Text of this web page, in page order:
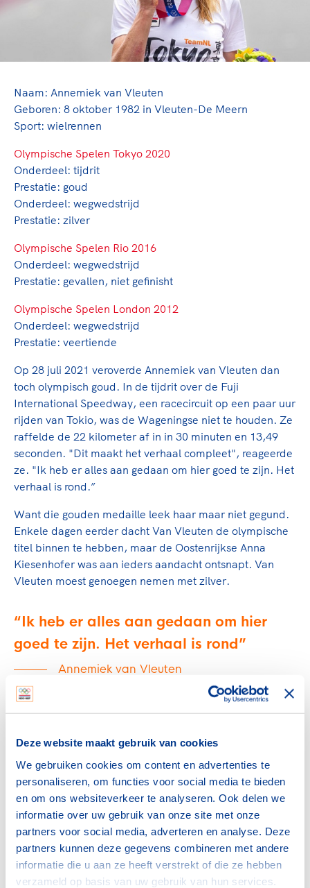
Deze website maakt gebruik van cookies
We gebruiken cookies om content en advertenties te
personaliseren, om functies voor social media te bieden
en om ons websiteverkeer te analyseren. Ook delen we
informatie over uw gebruik van onze site met onze
partners voor social media, adverteren en analyse. Deze
partners kunnen deze gegevens combineren met andere
informatie die u aan ze heeft verstrekt of die ze hebben
verzameld op basis van uw gebruik van hun services.
Game Changer
TeamNL kids
Nieuwspagina
Columns
Sport gaat niet vanzelf
Sport verenigt. Op sportclubs, pleintjes, tijdens
een rondje fietsen, door samen te skaten of naar
de sportschool te gaan. Door samen te juichen
voor Sifan Hassan, Rico Verhoeven, Diede de
Groot en het Nederlands Elftal. Of met trots te
genieten van de karatewedstrijd van je dochter,
de halve marathon van je moeder of de
hockeywedstrijd van je buurjongen.
Lees verder
Veilige en integere sport
Diversiteit en inclusie
Gezonde sportomgeving
Bekwaam sportkader
Vitale clubs en bestuurlijk kader
Sportmatch
Clubacties
Handboek Wet- en Regelgeving
Opleidingen en trainingen
High5 Stappenplan
Ruimte voor sport
Clubondersteuning
Beroepskrachten
Samen voor een veilige
sportomgeving
Voor welk gedrag staat de club? Wat mag wel
langs de lijn, in de kleedkamer, kantine en online?
En wat mag vooral niet? Een gedragscode geeft
hier richting aan en is dus een belangrijk
ongewenst gedrag.
Lees verder
TeamNL Academie Kalender
Kennisaanbod TeamNL Experts
Olympische Spelen LA28
Europese Spelen Istanbul 2027
Topsportbeleid
Maatschappelijke waarde topsport
Top teamsportcompetities
De TeamNL Academie
ontwikkelprogramma voor de volgende functies
binnen TeamNL programma's: experts, coaches,
bestuurders, (technisch) directeuren, managers en
toekomstig kader.
Lees verder
Naam: Annemiek van Vleuten
Geboren: 8 oktober 1982 in Vleuten-De Meern
Sport: wielrennen
Olympische Spelen Tokyo 2020
Onderdeel: tijdrit
Prestatie: goud
Onderdeel: wegwedstrijd
Prestatie: zilver
Olympische Spelen Rio 2016
Onderdeel: wegwedstrijd
Prestatie: gevallen, niet gefinisht
Olympische Spelen London 2012
Onderdeel: wegwedstrijd
Prestatie: veertiende
Op 28 juli 2021 veroverde Annemiek van Vleuten dan
toch olympisch goud. In de tijdrit over de Fuji
International Speedway, een racecircuit op een paar uur
rijden van Tokio, was de Wageningse niet te houden. Ze
raffelde de 22 kilometer af in in 30 minuten en 13,49
seconden. "Dit maakt het verhaal compleet", reageerde
ze. "Ik heb er alles aan gedaan om hier goed te zijn. Het
verhaal is rond.”
Want die gouden medaille leek haar maar niet gegund.
Enkele dagen eerder dacht Van Vleuten de olympische
titel binnen te hebben, maar de Oostenrijkse Anna
Kiesenhofer was aan ieders aandacht ontsnapt. Van
Vleuten moest genoegen nemen met zilver.
Ik heb er alles aan gedaan om hier
goed te zijn. Het verhaal is rond
Annemiek van Vleuten
Vleuten alleen aan de leiding. Het goud leek binnen
handbereik. Maar tien kilometer voor de finish crashte
ze in de laatste afdaling. Anna van der Breggen
won de
wedstrijd, maar wist niet of ze blij moest zijn met het
goud. Ze maakte zich vooral zorgen om haar
landgenote, die ze tijdens de koers roerloos langs de
kant van de weg had zien liggen. Uiteindelijk kwam Van
Vleuten er vanaf met een hersenschudding en
scheurtjes in haar wervelkolom.